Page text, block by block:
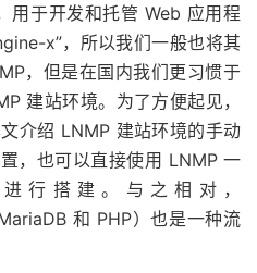
用于开发和托管 Web 应用程
x”，所以我们一般也将其
，但是在国内我们更习惯于
建站环境。为了方便起见，
介绍 LNMP 建站环境的手动
，也可以直接使用 LNMP 一
行搭建。与之相对，
和 PHP）也是一种流